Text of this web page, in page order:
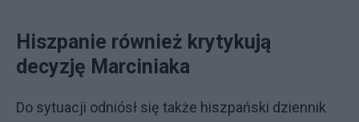
Hiszpanie również krytykują
decyzję Marciniaka
Do sytuacji odniósł się także hiszpański dziennik